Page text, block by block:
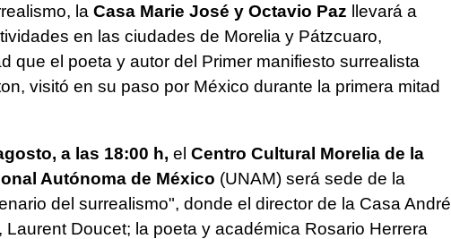
la Casa Marie José y Octavio Paz llevará a
en las ciudades de Morelia y Pátzcuaro,
que el poeta y autor del Primer manifiesto surrealista
visitó en su paso por México durante la primera mitad
a las 18:00 h, el Centro Cultural Morelia de la
Autónoma de México (UNAM) será sede de la
del surrealismo", donde el director de la Casa André
Laurent Doucet; la poeta y académica Rosario Herrera